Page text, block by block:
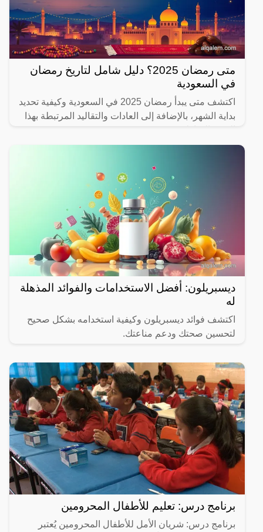
متى رمضان 2025؟ دليل شامل لتاريخ رمضان
في السعودية
اكتشف متى يبدأ رمضان 2025 في السعودية وكيفية تحديد
بداية الشهر، بالإضافة إلى العادات والتقاليد المرتبطة بهذا
ديسبريلون: أفضل الاستخدامات والفوائد المذهلة
له
اكتشف فوائد ديسبريلون وكيفية استخدامه بشكل صحيح
لتحسين صحتك ودعم مناعتك.
برنامج درس: تعليم للأطفال المحرومين
برنامج درس: شريان الأمل للأطفال المحرومين يُعتبر